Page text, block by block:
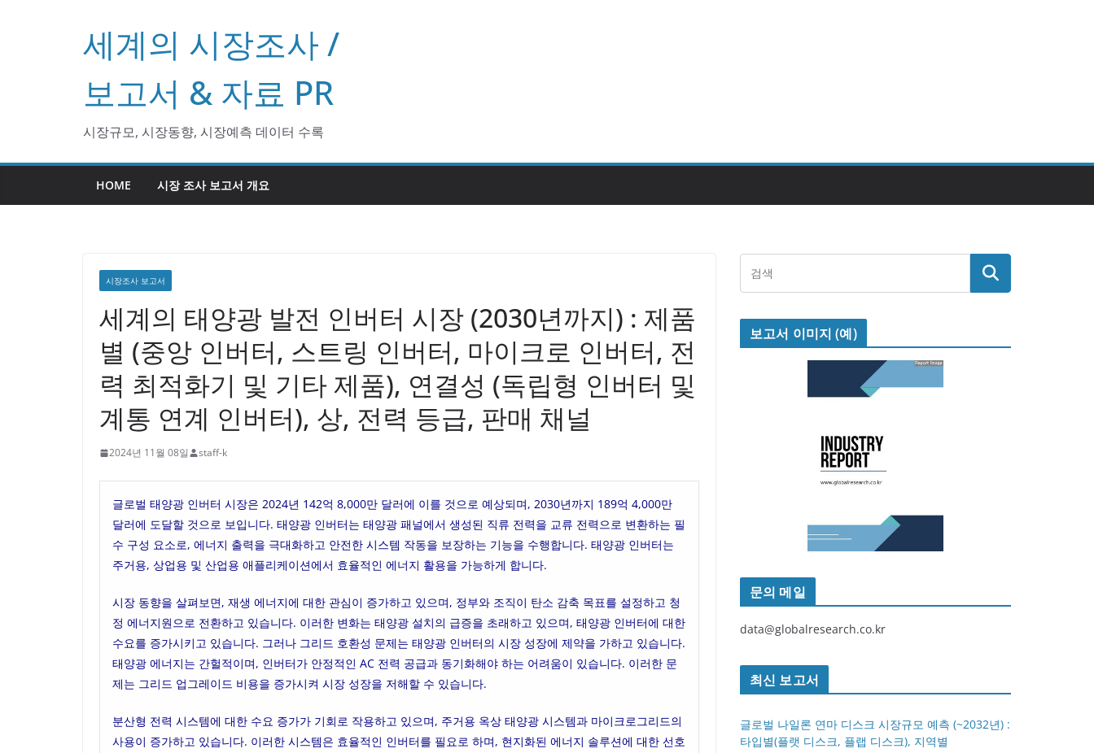
기
세계의 시장조사 /
보고서 & 자료 PR
시장규모, 시장동향, 시장예측 데이터 수록
HOME 시장 조사 보고서 개요
시장조사 보고서
세계의 태양광 발전 인버터 시장 (2030년까지) : 제품
별 (중앙 인버터, 스트링 인버터, 마이크로 인버터, 전
력 최적화기 및 기타 제품), 연결성 (독립형 인버터 및
계통 연계 인버터), 상, 전력 등급, 판매 채널
2024년 11월 08일 staff-k
글로벌 태양광 인버터 시장은 2024년 142억 8,000만 달러에 이를 것으로 예상되며, 2030년까지 189억 4,000만
달러에 도달할 것으로 보입니다. 태양광 인버터는 태양광 패널에서 생성된 직류 전력을 교류 전력으로 변환하는 필
수 구성 요소로, 에너지 출력을 극대화하고 안전한 시스템 작동을 보장하는 기능을 수행합니다. 태양광 인버터는
주거용, 상업용 및 산업용 애플리케이션에서 효율적인 에너지 활용을 가능하게 합니다.
시장 동향을 살펴보면, 재생 에너지에 대한 관심이 증가하고 있으며, 정부와 조직이 탄소 감축 목표를 설정하고 청
정 에너지원으로 전환하고 있습니다. 이러한 변화는 태양광 설치의 급증을 초래하고 있으며, 태양광 인버터에 대한
수요를 증가시키고 있습니다. 그러나 그리드 호환성 문제는 태양광 인버터의 시장 성장에 제약을 가하고 있습니다.
태양광 에너지는 간헐적이며, 인버터가 안정적인 AC 전력 공급과 동기화해야 하는 어려움이 있습니다. 이러한 문
제는 그리드 업그레이드 비용을 증가시켜 시장 성장을 저해할 수 있습니다.
분산형 전력 시스템에 대한 수요 증가가 기회로 작용하고 있으며, 주거용 옥상 태양광 시스템과 마이크로그리드의
사용이 증가하고 있습니다. 이러한 시스템은 효율적인 인버터를 필요로 하며, 현지화된 에너지 솔루션에 대한 선호
보고서 이미지 (예)
문의 메일
data@globalresearch.co.kr
최신 보고서
글로벌 나일론 연마 디스크 시장규모 예측 (~2032년) :
타입별(플랫 디스크, 플랩 디스크), 지역별